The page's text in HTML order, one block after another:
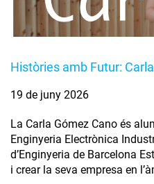
Històries amb Futur:
19 de juny 2026
La Carla Gómez Cano és
Enginyeria Electrònica
d’Enginyeria de Barcelona
i crear la seva empresa en